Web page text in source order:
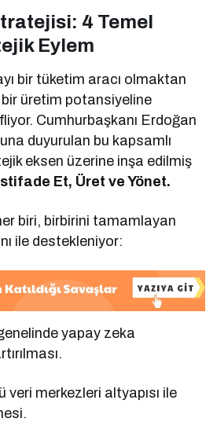
4 Temel
Eylem
bir tüketim aracı olmaktan
bir üretim potansiyeline
Cumhurbaşkanı Erdoğan
duyurulan bu kapsamlı
eksen üzerine inşa edilmiş
Et, Üret ve Yönet.
biri, birbirini tamamlayan
ile destekleniyor:
yapay zeka
veri merkezleri altyapısı ile